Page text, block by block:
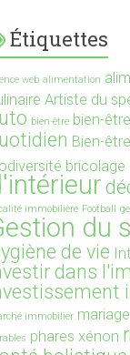
Étiquettes
web alimentation
Artiste du
bien-être bien-
Bien-
bricolage
immobilière Football
du
de vie
dans
immobilier mariage
phares xénon